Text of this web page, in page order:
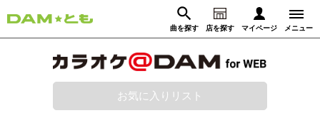
曲を探す 店を探す マイページ メニュー
ログイン
お気に入りリスト